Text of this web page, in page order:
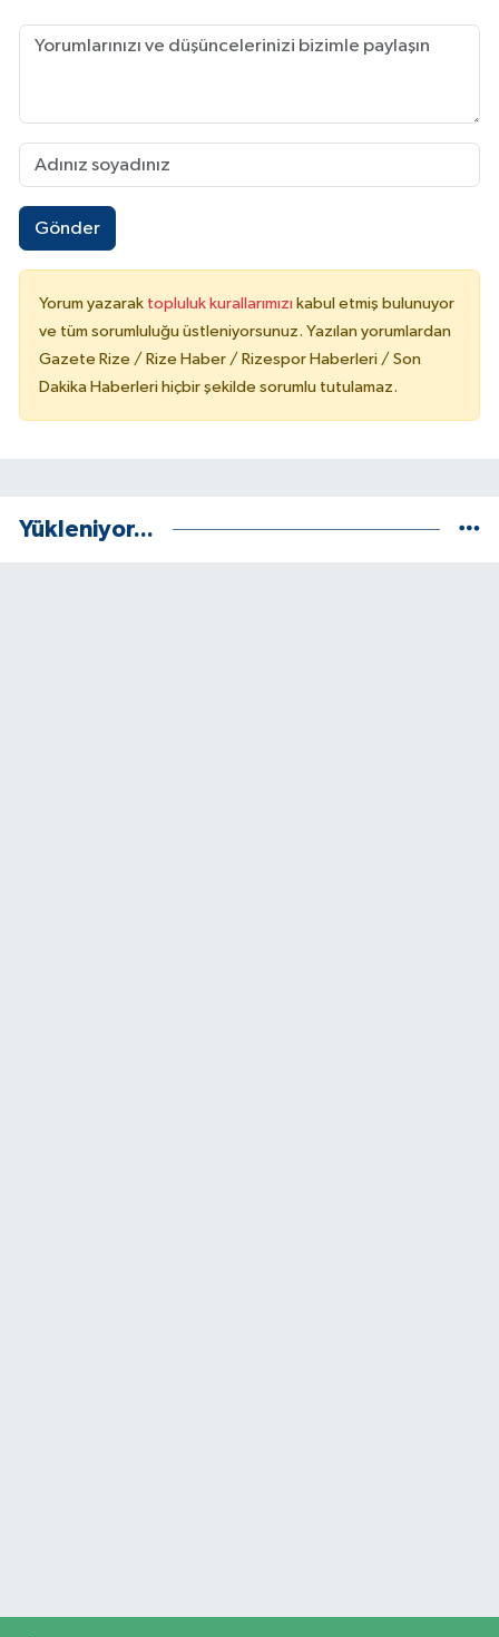
Gönder
Yorum yazarak topluluk kurallarımızı kabul etmiş bulunuyor
ve tüm sorumluluğu üstleniyorsunuz. Yazılan yorumlardan
Gazete Rize / Rize Haber / Rizespor Haberleri / Son
Dakika Haberleri hiçbir şekilde sorumlu tutulamaz.
Yükleniyor...